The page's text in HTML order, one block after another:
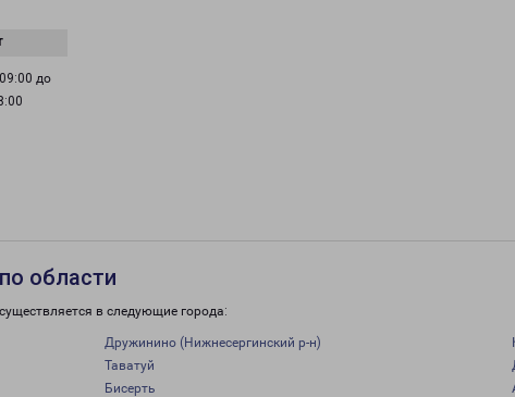
до
области
в следующие города:
Дружинино (Нижнесергинский р-н)
Таватуй
Бисерть